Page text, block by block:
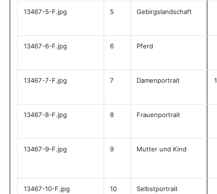
13467-5-F.jpg 5 Gebirgslandschaft
13467-6-F.jpg 6 Pferd
13467-7-F.jpg 7 Damenportrait
13467-8-F.jpg 8 Frauenportrait
13467-9-F.jpg 9 Mutter und Kind
13467-10-F.jpg 10 Selbstportrait